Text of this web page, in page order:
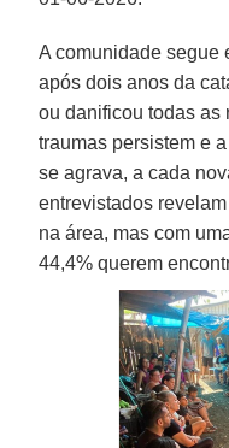
A comunidade segue
após dois anos da
ou danificou todas as
traumas persistem e
se agrava, a cada
entrevistados
na área, mas com
44,4% querem